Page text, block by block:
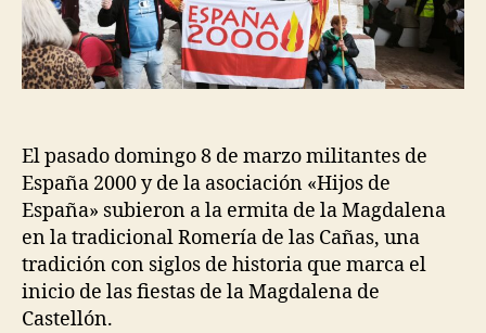
El pasado domingo 8 de marzo militantes de
España 2000 y de la asociación «Hijos de
España» subieron a la ermita de la Magdalena
en la tradicional Romería de las Cañas, una
tradición con siglos de historia que marca el
inicio de las fiestas de la Magdalena de
Castellón.